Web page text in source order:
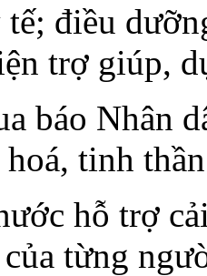
điều
trợ giúp,
báo Nhân
tinh
hỗ trợ
từng